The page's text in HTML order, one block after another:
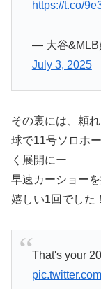
https://t.co/
— 大谷&MLB
July 3, 2025
その裏には、頼
球で11号ソロホ
く展開にー
早速カーショー
嬉しい1回でした！
That's your